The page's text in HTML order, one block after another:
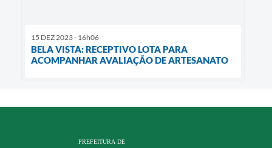
15 DEZ 2023 - 16h06
BELA VISTA: RECEPTIVO LOTA PARA
ACOMPANHAR AVALIAÇÃO DE ARTESANATO